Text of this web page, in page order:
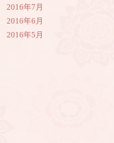
2016年7月
2016年6月
2016年5月